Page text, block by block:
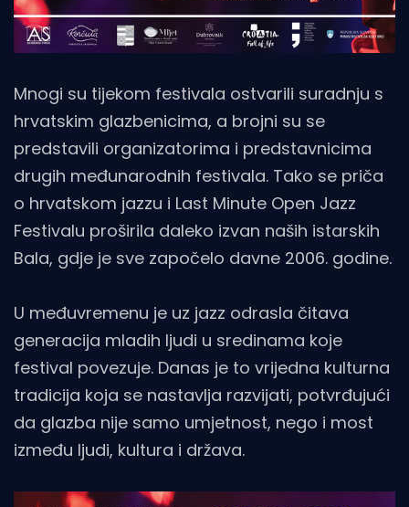
Mnogi su tijekom festivala ostvarili suradnju s
hrvatskim glazbenicima, a brojni su se
predstavili organizatorima i predstavnicima
drugih međunarodnih festivala. Tako se priča
o hrvatskom jazzu i Last Minute Open Jazz
Festivalu proširila daleko izvan naših istarskih
Bala, gdje je sve započelo davne 2006. godine.
U međuvremenu je uz jazz odrasla čitava
generacija mladih ljudi u sredinama koje
festival povezuje. Danas je to vrijedna kulturna
tradicija koja se nastavlja razvijati, potvrđujući
da glazba nije samo umjetnost, nego i most
između ljudi, kultura i država.